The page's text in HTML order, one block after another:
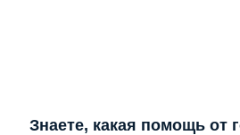
Знаете, какая помощь от